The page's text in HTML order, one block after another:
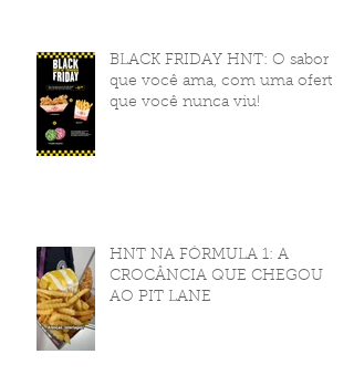
BLACK FRIDAY HNT: O sabor
que você ama, com uma oferta
que você nunca viu!
HNT NA FÓRMULA 1: A
CROCÂNCIA QUE CHEGOU
AO PIT LANE